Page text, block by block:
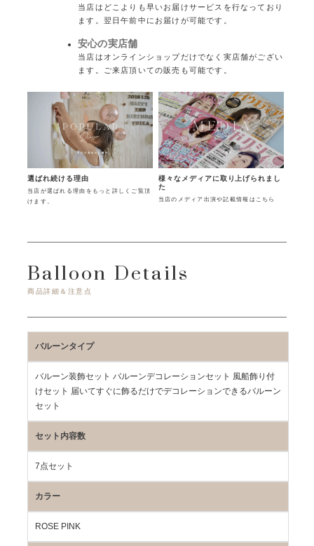
当店はどこよりも早いお届けサービスを行なっており
ます。翌日午前中にお届けが可能です。
安心の実店舗
当店はオンラインショップだけでなく実店舗がござい
ます。ご来店頂いての販売も可能です。
選ばれ続ける理由
当店が選ばれる理由をもっと詳しくご覧頂
けます。
様々なメディアに取り上げられまし
た
当店のメディア出演や記載情報はこちら
Balloon Details
商品詳細＆注意点
バルーンタイプ
バルーン装飾セット バルーンデコレーションセット 風船飾り付
けセット 届いてすぐに飾るだけでデコレーションできるバルーン
セット
セット内容数
7点セット
カラー
ROSE PINK